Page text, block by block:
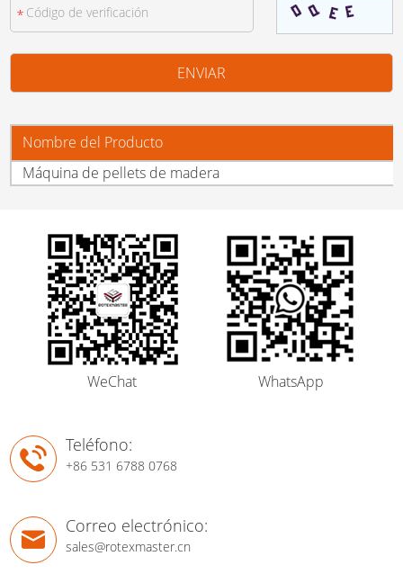
Nombre del Producto
Máquina de pellets de madera
WeChat WhatsApp
Teléfono:
+86 531 6788 0768
Correo electrónico:
sales@rotexmaster.cn